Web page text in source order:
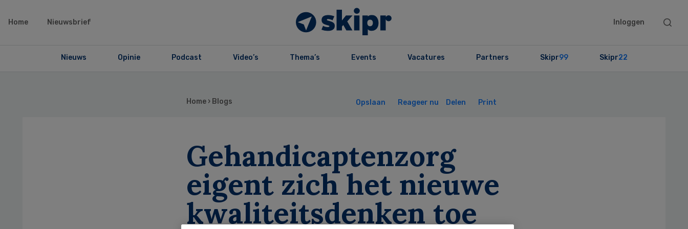
Home Nieuwsbrief Inloggen
Search
Nieuws Opinie Podcast Video’s Thema’s Events Vacatures Partners Skipr99 Skipr22
Home › Blogs Opslaan Reageer nu Delen Print
Gehandicaptenzorg
eigent zich het nieuwe
kwaliteitsdenken toe